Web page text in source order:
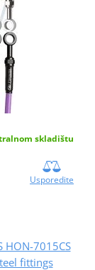
skladištu
Usporedite
HON-7015CS
fittings